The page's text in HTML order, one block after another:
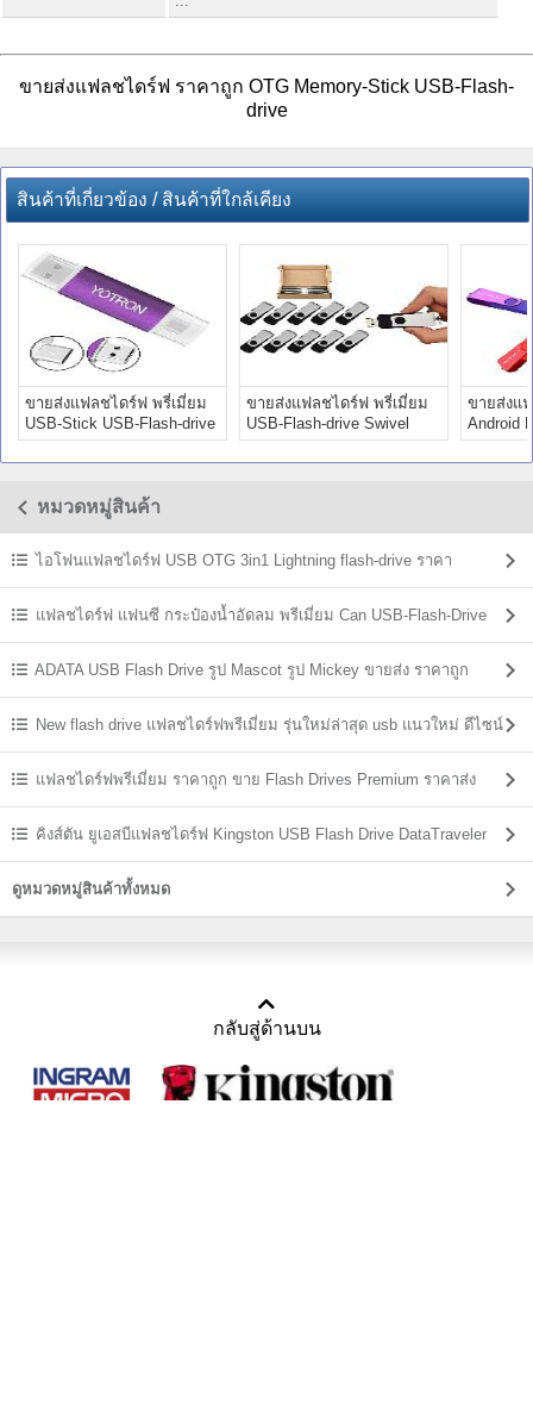
ขายส่งแฟลชไดร์ฟ ราคาถูก OTG Memory-Stick USB-Flash-
drive
สินค้าที่เกี่ยวข้อง / สินค้าที่ใกล้เคียง
ขายส่งแฟลชไดร์ฟ พรี่เมี่ยม
USB-Stick USB-Flash-drive
Premium
ขายส่งแฟลชไดร์ฟ พรี่เมี่ยม
USB-Flash-drive Swivel
Premium
ขายส่งแ
Android
premium
หมวดหมู่สินค้า
ไอโฟนแฟลชไดร์ฟ USB OTG 3in1 Lightning flash-drive ราคา
แฟลชไดร์ฟ แฟนซี กระป๋องน้ำอัดลม พรีเมี่ยม Can USB-Flash-Drive
ADATA USB Flash Drive รูป Mascot รูป Mickey ขายส่ง ราคาถูก
New flash drive แฟลชไดร์ฟพรีเมี่ยม รุ่นใหม่ล่าสุด usb แนวใหม่ ดีไซน์
แปลกๆแฟลชไดร์ฟพรีเมี่ยม ราคาถูก ขาย Flash Drives Premium ราคาส่ง
คิงส์ตัน ยูเอสบีแฟลชไดร์ฟ Kingston USB Flash Drive DataTraveler
ราคาส่ง
ดูหมวดหมู่สินค้าทั้งหมด
กลับสู่ด้านบน